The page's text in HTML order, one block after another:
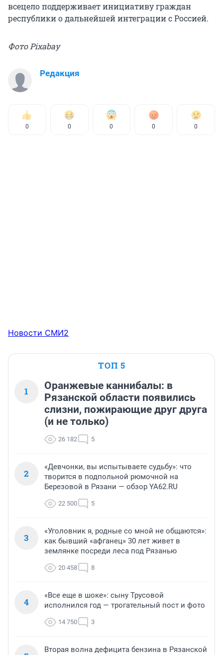
всецело поддерживает инициативу граждан
республики о дальнейшей интеграции с Россией.
Фото Pixabay
Редакция
0 0 0 0 0
Новости СМИ2
ТОП 5
1
Оранжевые каннибалы: в
Рязанской области появились
слизни, пожирающие друг друга
(и не только)
26 182 5
2
«Девчонки, вы испытываете судьбу»: что
творится в подпольной рюмочной на
Березовой в Рязани — обзор YA62.RU
22 500 5
3
«Уголовник я, родные со мной не общаются»:
как бывший «афганец» 30 лет живет в
землянке посреди леса под Рязанью
20 458 8
4
«Все еще в шоке»: сыну Трусовой
исполнился год — трогательный пост и фото
14 750 3
Вторая волна дефицита бензина в Рязанской